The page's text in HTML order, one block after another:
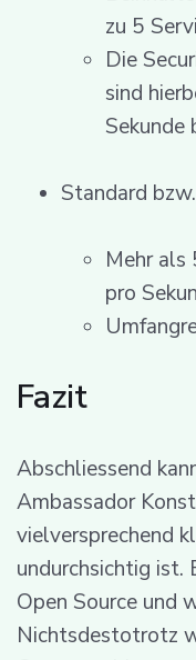
zu 5
Die
sind
Sekunde
Standard
Mehr als
pro
Fazit
Abschliessend
Ambassador
vielversprechend
undurchsichtig ist.
Open Source und
Nichtsdestotrotz